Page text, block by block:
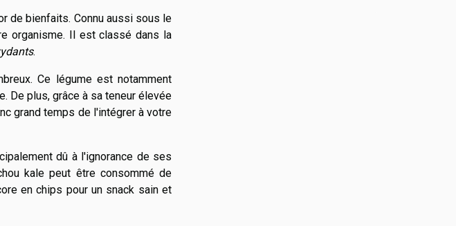
de bienfaits. Connu aussi sous le
organisme. Il est classé dans la
.
Ce légume est notamment
De plus, grâce à sa teneur élevée
grand temps de l'intégrer à votre
dû à l'ignorance de ses
kale peut être consommé de
en chips pour un snack sain et